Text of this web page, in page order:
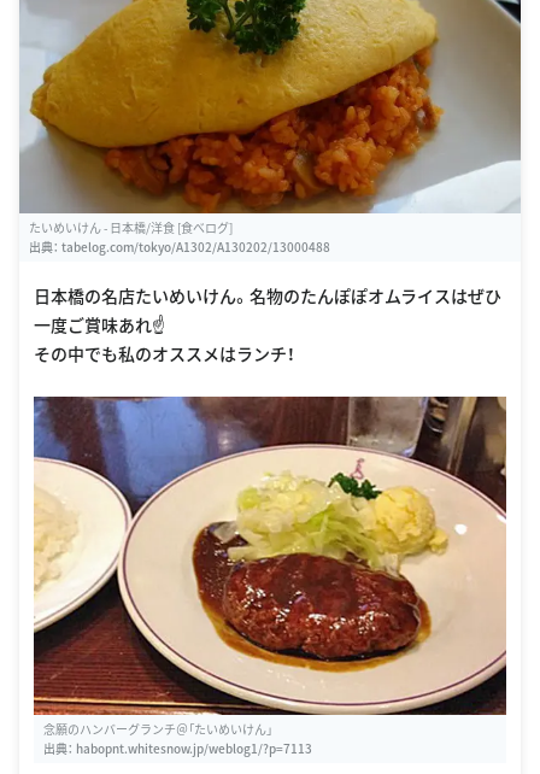
たいめいけん - 日本橋/洋食 [食べログ]
出典： tabelog.com/tokyo/A1302/A130202/13000488
日本橋の名店たいめいけん。名物のたんぽぽオムライスはぜひ
一度ご賞味あれ☝️
その中でも私のオススメはランチ！
念願のハンバーグランチ＠「たいめいけん」
出典： habopnt.whitesnow.jp/weblog1/?p=7113